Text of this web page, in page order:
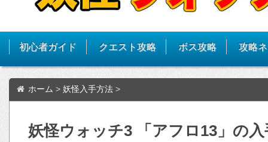
初心者ガイド クエスト攻略 ボス攻略 攻略
ホーム > 妖怪入手方法 >
妖怪ウォッチ3 「アフロ13」の